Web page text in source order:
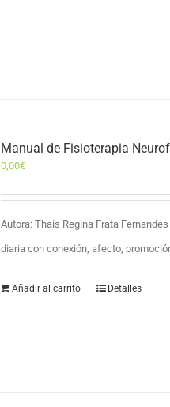
Manual de Fisioterapia
0,00€
Autora: Thais Regina Frata
diaria con conexión, afecto,
Añadir al carrito Detalles